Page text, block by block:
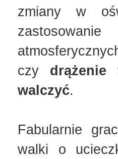
zmiany w
czy drążenie
walczyć.
Fabularnie
walki o